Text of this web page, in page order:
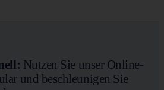
Nutzen Sie unser Online-
und beschleunigen Sie